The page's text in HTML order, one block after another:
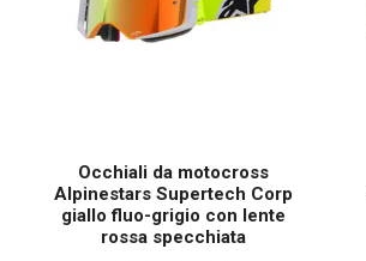
Occhiali da motocross
Alpinestars Supertech Corp
giallo fluo-grigio con lente
rossa specchiata